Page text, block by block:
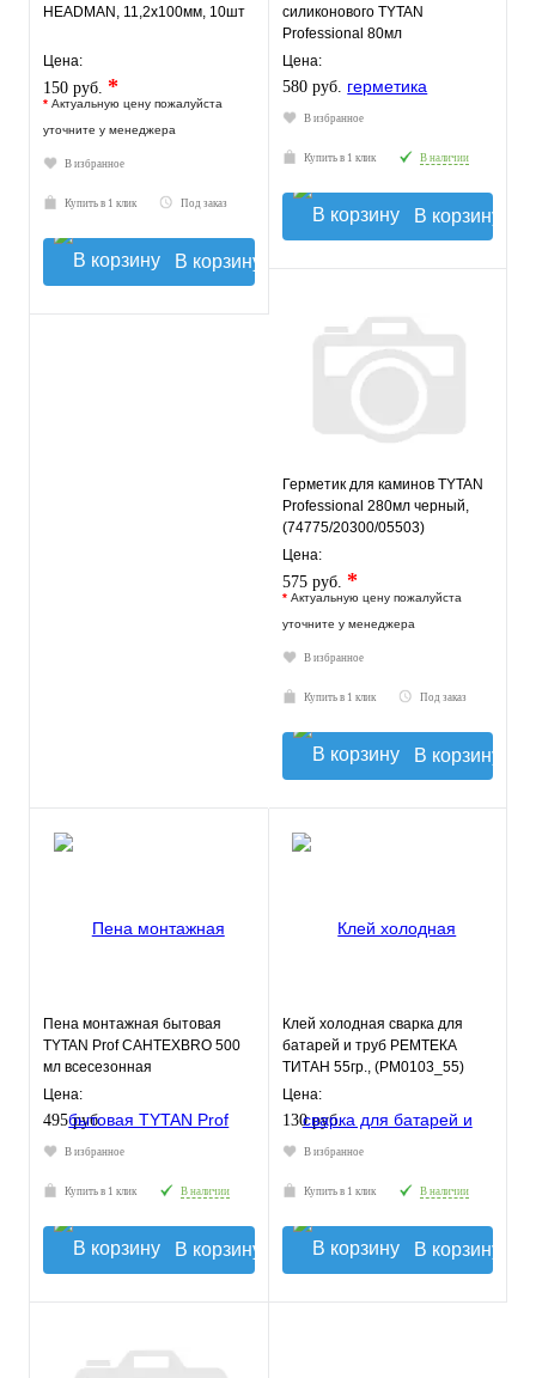
HEADMAN, 11,2х100мм, 10шт
Цена:
150 руб. *
* Актуальную цену пожалуйста
уточните у менеджера
В избранное
Купить в 1 клик Под заказ
В корзину
силиконового TYTAN
Professional 80мл
Цена:
580 руб.
В избранное
Купить в 1 клик В наличии
В корзину
Герметик для каминов TYTAN
Professional 280мл черный,
(74775/20300/05503)
Цена:
575 руб. *
* Актуальную цену пожалуйста
уточните у менеджера
В избранное
Купить в 1 клик Под заказ
В корзину
Пена монтажная бытовая
TYTAN Prof САНТЕХBRO 500
мл всесезонная
Цена:
495 руб.
В избранное
Купить в 1 клик В наличии
В корзину
Клей холодная сварка для
батарей и труб РЕМТЕКА
ТИТАН 55гр., (РМ0103_55)
Цена:
130 руб.
В избранное
Купить в 1 клик В наличии
В корзину